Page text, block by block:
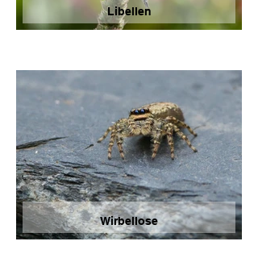
Libellen
Wirbellose